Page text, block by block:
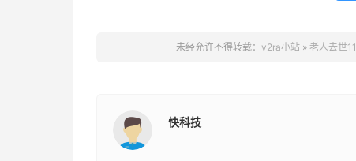
未经允许不得转载： v2ra小站» 老人去世
快科技